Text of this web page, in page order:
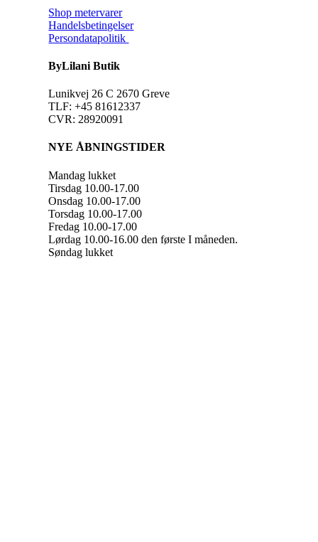
Shop metervarer
Handelsbetingelser
Persondatapolitik
ByLilani Butik
Lunikvej 26 C 2670 Greve
TLF: +45 81612337
CVR: 28920091
NYE ÅBNINGSTIDER
Mandag lukket
Tirsdag 10.00-17.00
Onsdag 10.00-17.00
Torsdag 10.00-17.00
Fredag 10.00-17.00
Lørdag 10.00-16.00 den første I måneden.
Søndag lukket